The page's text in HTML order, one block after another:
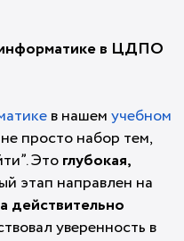
информатике в ЦДПО
в нашемучебном
просто набор тем,
Этоглубокая,
этап направлен на
действительно
уверенность в